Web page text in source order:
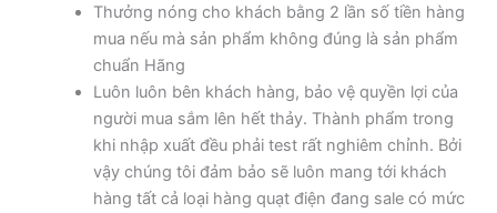
Thưởng nóng cho khách bằng 2 lần số tiền hàng
mua nếu mà sản phẩm không đúng là sản phẩm
chuẩn Hãng
Luôn luôn bên khách hàng, bảo vệ quyền lợi của
người mua sắm lên hết thảy. Thành phẩm trong
khi nhập xuất đều phải test rất nghiêm chỉnh. Bởi
vậy chúng tôi đảm bảo sẽ luôn mang tới khách
hàng tất cả loại hàng quạt điện đang sale có mức